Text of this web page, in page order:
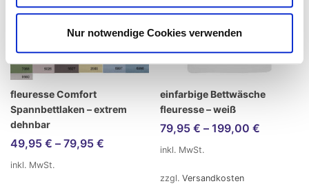
Nur notwendige Cookies verwenden
fleuresse Comfort
Spannbettlaken – extrem
dehnbar
49,95 € – 79,95 €
inkl. MwSt.
einfarbige Bettwäsche
fleuresse – weiß
79,95 € – 199,00 €
inkl. MwSt.
zzgl. Versandkosten